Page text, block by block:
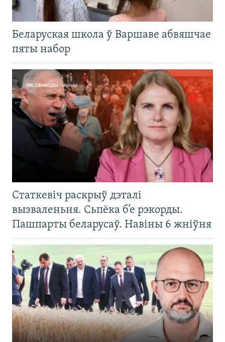
Беларуская школа ў Варшаве абвяшчае
пяты набор
Статкевіч раскрыў дэталі
вызваленьня. Сьпёка б’е рэкорды.
Пашпарты беларусаў. Навіны 6 жніўня